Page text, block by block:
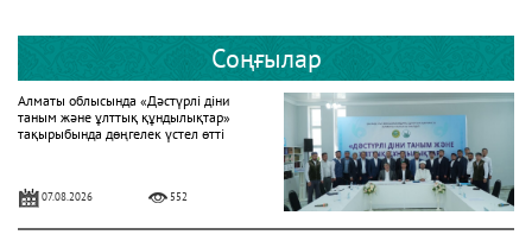
Соңғылар
Алматы облысында «Дәстүрлі діни
таным және ұлттық құндылықтар»
тақырыбында дөңгелек үстел өтті
07.08.2026 552